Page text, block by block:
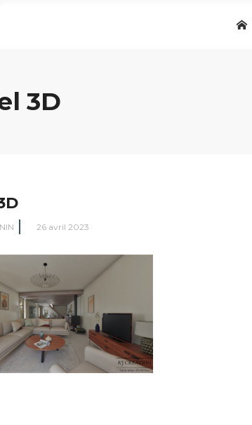
3D
26 avril 2023